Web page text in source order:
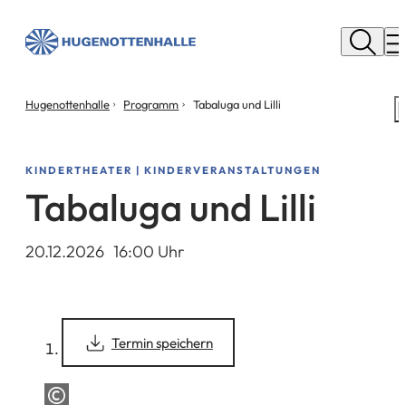
Neu
Isenburg
Hugenottenhalle Programm Tabaluga und Lilli
KINDERTHEATER | KINDERVERANSTALTUNGEN
Tabaluga und Lilli
20.12.2026 16:00 Uhr
Termin speichern
(Öffnet
neuen